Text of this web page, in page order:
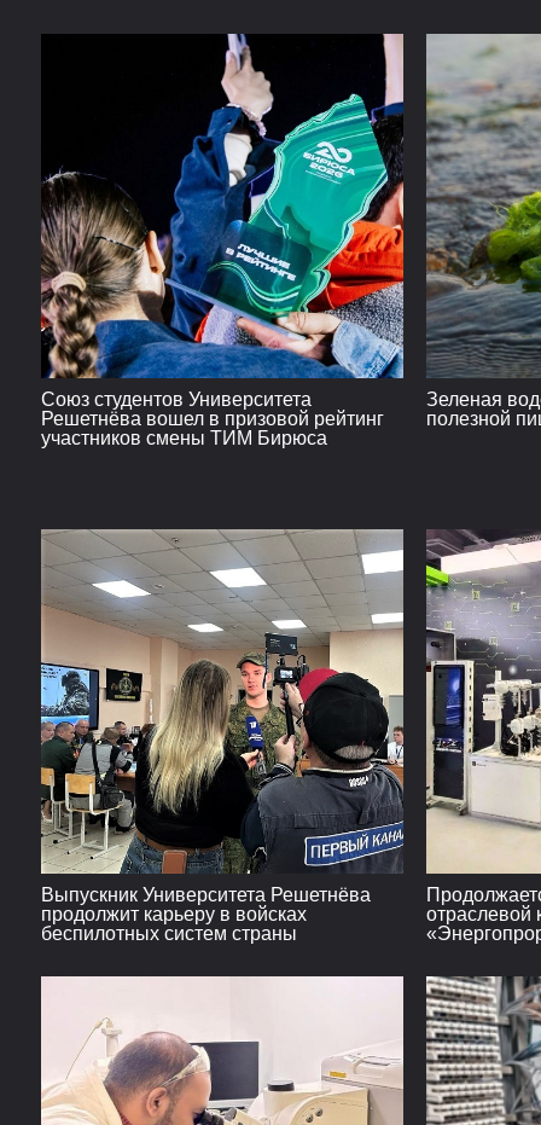
Союз студентов Университета
Решетнёва вошел в призовой рейтинг
участников смены ТИМ Бирюса
Зеленая
полезной
Выпускник Университета Решетнёва
продолжит карьеру в войсках
беспилотных систем страны
отраслевой